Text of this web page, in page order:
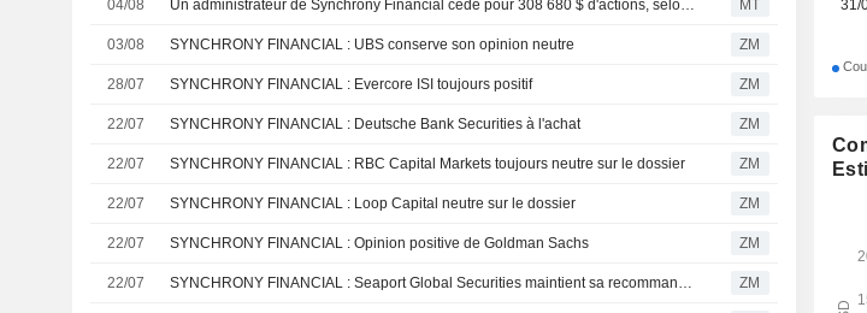
04/08 Un administrateur de Synchrony Financial cède pour 308 680 $ d'actions, selon un récent document de la SEC MT
03/08 SYNCHRONY FINANCIAL : UBS conserve son opinion neutre ZM
28/07 SYNCHRONY FINANCIAL : Evercore ISI toujours positif ZM
22/07 SYNCHRONY FINANCIAL : Deutsche Bank Securities à l'achat ZM
22/07 SYNCHRONY FINANCIAL : RBC Capital Markets toujours neutre sur le dossier ZM
22/07 SYNCHRONY FINANCIAL : Loop Capital neutre sur le dossier ZM
22/07 SYNCHRONY FINANCIAL : Opinion positive de Goldman Sachs ZM
22/07 SYNCHRONY FINANCIAL : Seaport Global Securities maintient sa recommandation à l'achat ZM
31/